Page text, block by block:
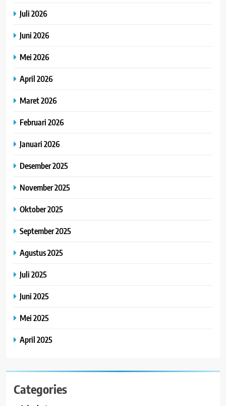
Juli 2026
Juni 2026
Mei 2026
April 2026
Maret 2026
Februari 2026
Januari 2026
Desember 2025
November 2025
Oktober 2025
September 2025
Agustus 2025
Juli 2025
Juni 2025
Mei 2025
April 2025
Categories